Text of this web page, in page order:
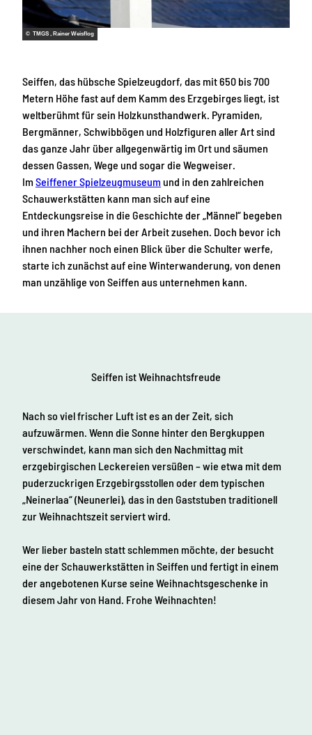
© TMGS , Rainer Weisflog
Seiffen, das hübsche Spielzeugdorf, das mit 650 bis 700
Metern Höhe fast auf dem Kamm des Erzgebirges liegt, ist
weltberühmt für sein Holzkunsthandwerk. Pyramiden,
Bergmänner, Schwibbögen und Holzfiguren aller Art sind
das ganze Jahr über allgegenwärtig im Ort und säumen
dessen Gassen, Wege und sogar die Wegweiser.
Im Seiffener Spielzeugmuseum und in den zahlreichen
Schauwerkstätten kann man sich auf eine
Entdeckungsreise in die Geschichte der „Männel“ begeben
und ihren Machern bei der Arbeit zusehen. Doch bevor ich
ihnen nachher noch einen Blick über die Schulter werfe,
starte ich zunächst auf eine Winterwanderung, von denen
man unzählige von Seiffen aus unternehmen kann.
Seiffen ist Weihnachtsfreude
Nach so viel frischer Luft ist es an der Zeit, sich
aufzuwärmen. Wenn die Sonne hinter den Bergkuppen
verschwindet, kann man sich den Nachmittag mit
erzgebirgischen Leckereien versüßen – wie etwa mit dem
puderzuckrigen Erzgebirgsstollen oder dem typischen
„Neinerlaa“ (Neunerlei), das in den Gaststuben traditionell
zur Weihnachtszeit serviert wird.
Wer lieber basteln statt schlemmen möchte, der besucht
eine der Schauwerkstätten in Seiffen und fertigt in einem
der angebotenen Kurse seine Weihnachtsgeschenke in
diesem Jahr von Hand. Frohe Weihnachten!